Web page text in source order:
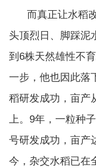
而真正让水稻改
头顶烈日、脚踩泥
到6株天然雄性不
一步，他也因此落
稻研发成功，亩产
上。9年，一粒种
号研发成功，亩产
今，杂交水稻已在